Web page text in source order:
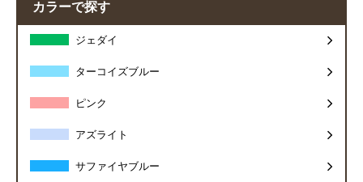
カラーで探す
ジェダイ
ターコイズブルー
ピンク
アズライト
サファイヤブルー